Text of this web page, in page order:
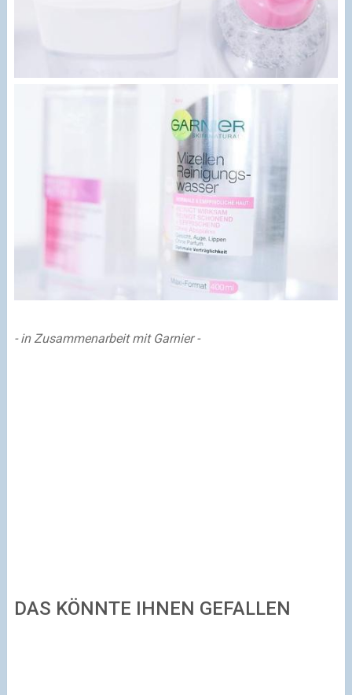
- in Zusammenarbeit mit Garnier -
DAS KÖNNTE IHNEN GEFALLEN